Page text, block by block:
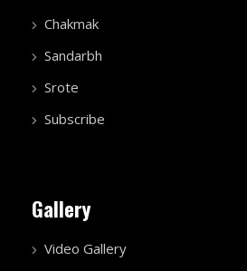
Chakmak
Sandarbh
Srote
Subscribe
Gallery
Video Gallery